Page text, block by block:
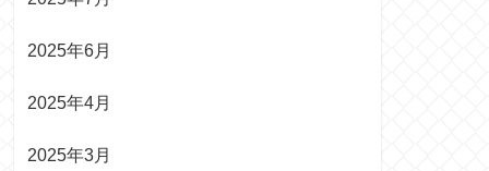
2025年6月
2025年4月
2025年3月